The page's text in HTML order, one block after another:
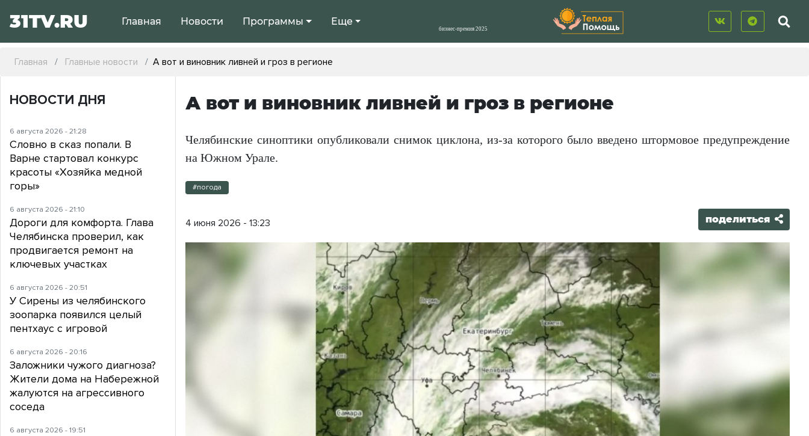
31TV.RU Главная Новости Программы Еще
Главная Главные новости А вот и виновник ливней и гроз в регионе
А вот и виновник ливней и гроз в регионе
Челябинские синоптики опубликовали снимок циклона, из-за которого было введено штормовое предупреждение
на Южном Урале.
#погода
4 июня 2026 - 13:23 поделиться
НОВОСТИ ДНЯ
6 августа 2026 - 21:28
Словно в сказ попали. В
Варне стартовал конкурс
красоты «Хозяйка медной
горы»
6 августа 2026 - 21:10
Дороги для комфорта. Глава
Челябинска проверил, как
продвигается ремонт на
ключевых участках
6 августа 2026 - 20:51
У Сирены из челябинского
зоопарка появился целый
пентхаус с игровой
6 августа 2026 - 20:16
Заложники чужого диагноза?
Жители дома на Набережной
жалуются на агрессивного
соседа
6 августа 2026 - 19:51